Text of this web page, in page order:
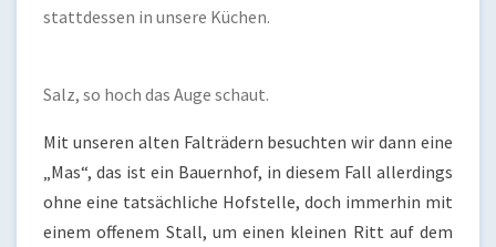
stattdessen in unsere Küchen.
Salz, so hoch das Auge schaut.
Mit unseren alten Falträdern besuchten wir dann eine
„Mas“, das ist ein Bauernhof, in diesem Fall allerdings
ohne eine tatsächliche Hofstelle, doch immerhin mit
einem offenem Stall, um einen kleinen Ritt auf dem